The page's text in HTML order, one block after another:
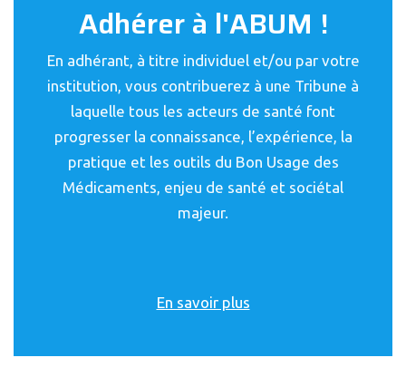
Adhérer à l'ABUM !
En adhérant, à titre individuel et/ou par votre
institution, vous contribuerez à une Tribune à
laquelle tous les acteurs de santé font
progresser la connaissance, l’expérience, la
pratique et les outils du Bon Usage des
Médicaments, enjeu de santé et sociétal
majeur.
En savoir plus